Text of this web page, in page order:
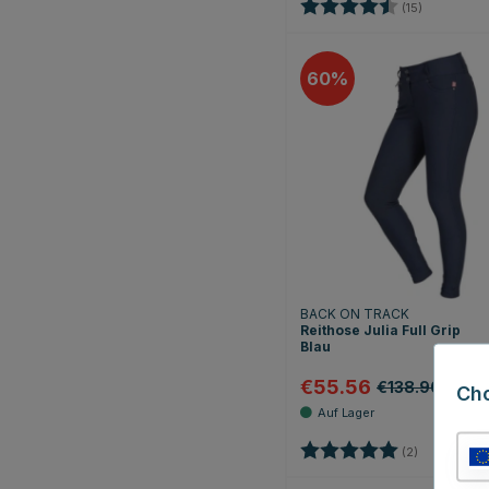
Bewertung: (15)
60
BACK ON TRACK
Reithose Julia Full Grip
Blau
€55.56 €138.90
Bewertung: (2) 5.0 von 5